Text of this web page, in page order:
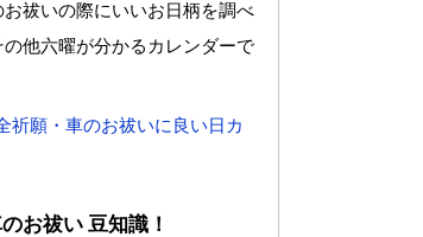
祓いの際にいいお日柄を調べ
他六曜が分かるカレンダーで
祈願・車のお祓いに良い日カ
お祓い 豆知識！